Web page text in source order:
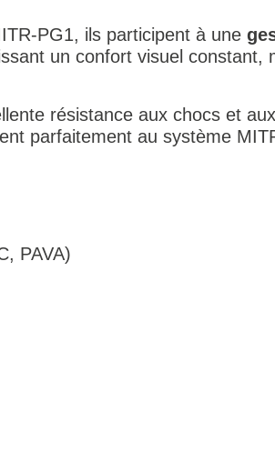
PG1, ils participent à une
un confort visuel constant,
résistance aux chocs et aux
parfaitement au système
PAVA)